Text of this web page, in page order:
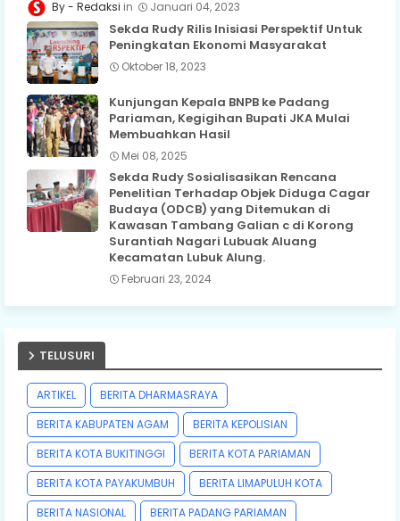
Redaksi Januari 04, 2023
Sekda Rudy Rilis Inisiasi Perspektif Untuk
Peningkatan Ekonomi Masyarakat
Oktober 18, 2023
Kunjungan Kepala BNPB ke Padang
Pariaman, Kegigihan Bupati JKA Mulai
Membuahkan Hasil
Mei 08, 2025
Sekda Rudy Sosialisasikan Rencana
Penelitian Terhadap Objek Diduga Cagar
Budaya (ODCB) yang Ditemukan di
Kawasan Tambang Galian c di Korong
Surantiah Nagari Lubuak Aluang
Kecamatan Lubuk Alung.
Februari 23, 2024
TELUSURI
ARTIKEL
BERITA DHARMASRAYA
BERITA KABUPATEN AGAM
BERITA KEPOLISIAN
BERITA KOTA BUKITINGGI
BERITA KOTA PARIAMAN
BERITA KOTA PAYAKUMBUH
BERITA LIMAPULUH KOTA
BERITA NASIONAL
BERITA PADANG PARIAMAN